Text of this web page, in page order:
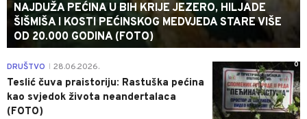
NAJDUŽA PEĆINA U BIH KRIJE JEZERO, HILJADE
ŠIŠMIŠA I KOSTI PEĆINSKOG MEDVJEDA STARE VIŠE
OD 20.000 GODINA (FOTO)
0
DRUŠTVO 28.06.2026.
Teslić čuva praistoriju: Rastuška pećina
kao svjedok života neandertalaca
(FOTO)